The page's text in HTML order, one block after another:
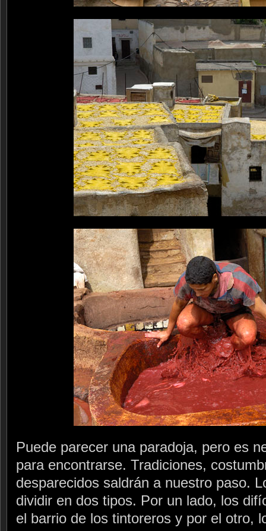
Puede parecer una paradoja, pero es
para encontrarse. Tradiciones,
desparecidos saldrán a nuestro paso.
dividir en dos tipos. Por un lado, los
el barrio de los tintoreros y por el otro,